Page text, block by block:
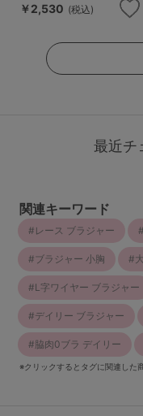
￥2,530 (税込)
最近チ
関連キーワード
レース ブラジャー
ブラジャー 小胸
L字ワイヤー ブラジャー
デイリー ブラジャー
脇肉0ブラ デイリー
※クリックするとタグに関連した